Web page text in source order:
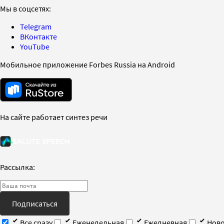
Мы в соцсетях:
Telegram
ВКонтакте
YouTube
Мобильное приложение Forbes Russia на Android
На сайте работает синтез речи
Рассылка:
Подписаться